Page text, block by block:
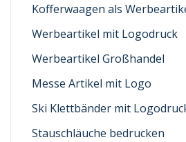
Kofferwaagen als
Werbeartikel mit Logodruck
Werbeartikel Großhandel
Messe Artikel mit Logo
Ski Klettbänder mit
Stauschläuche bedrucken